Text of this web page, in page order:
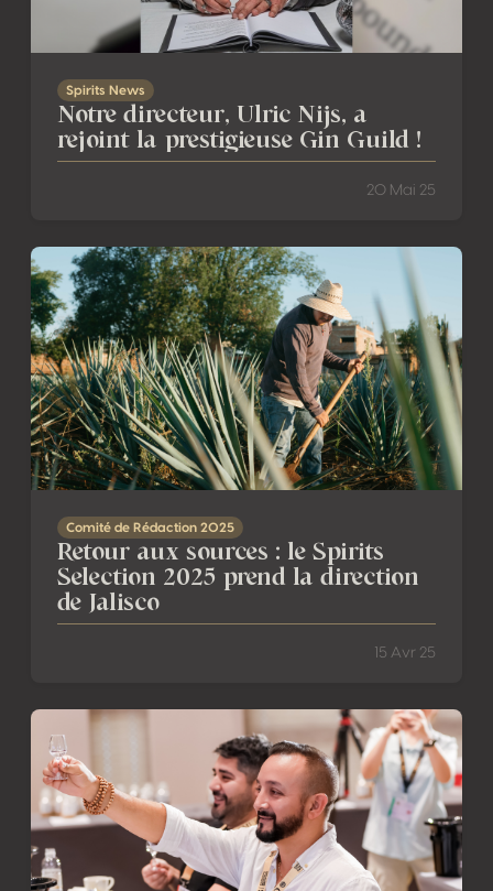
Spirits News
Notre directeur, Ulric Nijs, a
rejoint la prestigieuse Gin Guild !
20 Mai 25
Retour aux sources : le Spirits Selection 2025 prend la
Comité de Rédaction 2025
Retour aux sources : le Spirits
Selection 2025 prend la direction
de Jalisco
15 Avr 25
Spirits Selection 2025 : Coup de projecteur sur les